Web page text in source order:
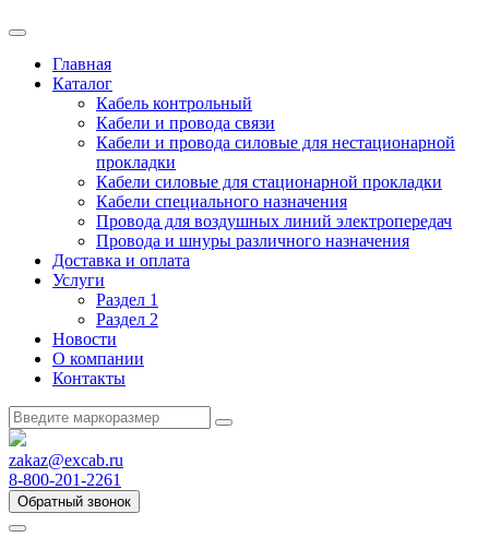
Главная
Каталог
Кабель контрольный
Кабели и провода связи
Кабели и провода силовые для нестационарной
прокладки
Кабели силовые для стационарной прокладки
Кабели специального назначения
Провода для воздушных линий электропередач
Провода и шнуры различного назначения
Доставка и оплата
Услуги
Раздел 1
Раздел 2
Новости
О компании
Контакты
zakaz@excab.ru
8-800-201-2261
Обратный звонок